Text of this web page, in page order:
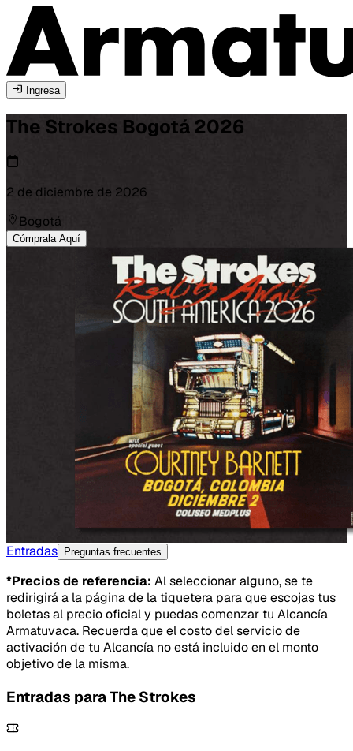
Ingresa
The Strokes Bogotá2026
2 de diciembre de 2026
Bogotá
Cómprala Aquí
Entradas Preguntas frecuentes
*Precios de referencia: Al seleccionar alguno, se te
redirigirá a la página de la tiquetera para que escojas tus
boletas al precio oficial y puedas comenzar tu Alcancía
Armatuvaca. Recuerda que el costo del servicio de
activación de tu Alcancía no está incluido en el monto
objetivo de la misma.
Entradas paraThe Strokes